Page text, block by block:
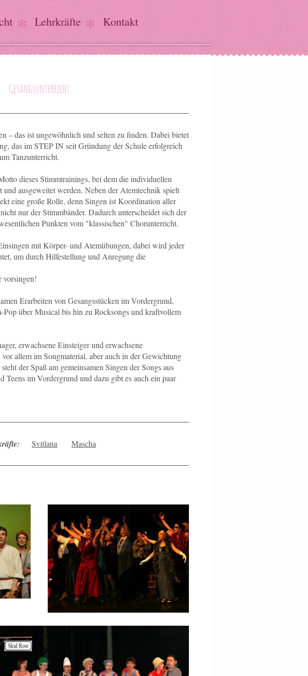
Lehrkräfte Kontakt
Gesangsunterricht
– das ist ungewöhnlich und selten zu finden. Dabei bietet
das im STEP IN seit Gründung der Schule erfolgreich
Tanzunterricht.
dieses Stimmtrainings, bei dem die individuellen
ausgeweitet werden. Neben der Atemtechnik spielt
eine große Rolle, denn Singen ist Koordination aller
nur der Stimmbänder. Dadurch unterscheidet sich der
Punkten vom "klassischen" Chorunterricht.
mit Körper- und Atemübungen, dabei wird jeder
um durch Hilfestellung und Anregung die
vorsingen!
Erarbeiten von Gesangsstücken im Vordergrund,
Pop über Musical bis hin zu Rocksongs und kraftvollem
erwachsene Einsteiger und erwachsene
allem im Songmaterial, aber auch in der Gewichtung
der Spaß am gemeinsamen Singen der Songs aus
Teens im Vordergrund und dazu gibt es auch ein paar
Svitlana Mascha